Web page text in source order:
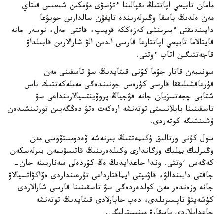
مامان تابيعي اپاتتىڭ ىقپالىنا ءتۇسۋى مۇمكىن شىعىس قىتاي
مەن ەلدىڭ باسقا وڭىرلەرىندە تايفۋن سالدارىن جويۋعا
دايىندىقتى ءبىرىنشى كەزەككە قويىپ، قاتتى جەل، نوسەر جانە
قايتالاما تابيعي اپاتتارعا قارسى الدىن الۋ شارالارىن قابىلداۋ
قاجەتتىگىن اتاپ ءوتتى.
سونىمەن قاتار جۇما كۇنى قىتايدىڭ سۋ تاسقىنى مەن
قۇرعاقشىلىققا قارسى كۇرەس جونىندەگى مەملەكەتتىك باس
شتابى چجەتسزيان جانە فۋجياڭ پروۆينتسيالارىنداعى سۋ
تاسقىنىنا بايلانىستى توتەنشە ارەكەت ەتۋ دەڭگەيىن تورتىنشىدەن
ۇشىنشىگە كوتەردى.
سول كۇنى ورتالىق ۇكىمەتتىڭ بىرنەشە ۆەدومستۆوسى مەن
وڭىرلىك بيلىك ورگاندارى وكىلدەرىنىڭ قاتىسۋىمەن بىرلەسكەن
كەڭەس ءوتتى. وندا جاعدايدىڭ ەڭ كۇردەلى سەناريىنە جان-
جاقتى دايىندالۋ، قاۋىپتى ايماقتارداعى تۇرعىنداردى ەۆاكۋاتسيالاۋ
جانە وزەندەر مەن كولدەردەگى سۋ تاسقىنىنا قارسى شارالاردى
كۇشەيتۋ تاپسىرىلدى، دەپ حابارلادى قىتايدىڭ توتەنشە